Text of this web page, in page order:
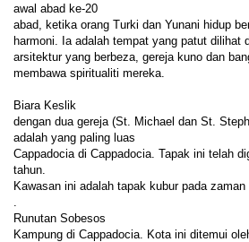
awal abad ke-20
abad, ketika orang Turki dan Yunani hidup
harmoni. Ia adalah tempat yang patut dilihat
arsitektur yang berbeza, gereja kuno dan
membawa spiritualiti mereka.
Biara Keslik
dengan dua gereja (St. Michael dan St.
adalah yang paling luas
Cappadocia di Cappadocia. Tapak ini telah
tahun.
Kawasan ini adalah tapak kubur pada
.
Runutan Sobesos
Kampung di Cappadocia. Kota ini ditemui